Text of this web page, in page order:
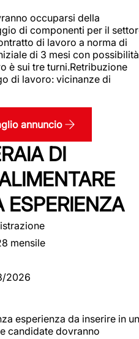
occuparsi della
di componenti per il
di lavoro a norma di
di 3 mesi con possibilità
è sui tre turni.Retribuzione
di lavoro: vicinanze di
annuncio
DI
mensile
2026
esperienza da inserire in un
candidate dovranno